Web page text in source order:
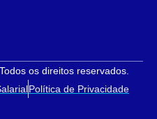
os direitos reservados.
Política de Privacidade